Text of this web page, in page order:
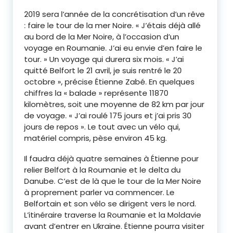
2019 sera l’année de la concrétisation d’un rêve
: faire le tour de la mer Noire. « J’étais déjà allé
au bord de la Mer Noire, à l’occasion d’un
voyage en Roumanie. J’ai eu envie d’en faire le
tour. » Un voyage qui durera six mois. « J’ai
quitté Belfort le 21 avril, je suis rentré le 20
octobre », précise Étienne Zabé. En quelques
chiffres la « balade » représente 11870
kilomètres, soit une moyenne de 82 km par jour
de voyage. « J’ai roulé 175 jours et j’ai pris 30
jours de repos ». Le tout avec un vélo qui,
matériel compris, pèse environ 45 kg.
Il faudra déjà quatre semaines à Étienne pour
relier Belfort à la Roumanie et le delta du
Danube. C’est de là que le tour de la Mer Noire
à proprement parler va commencer. Le
Belfortain et son vélo se dirigent vers le nord.
L’itinéraire traverse la Roumanie et la Moldavie
avant d’entrer en Ukraine. Étienne pourra visiter